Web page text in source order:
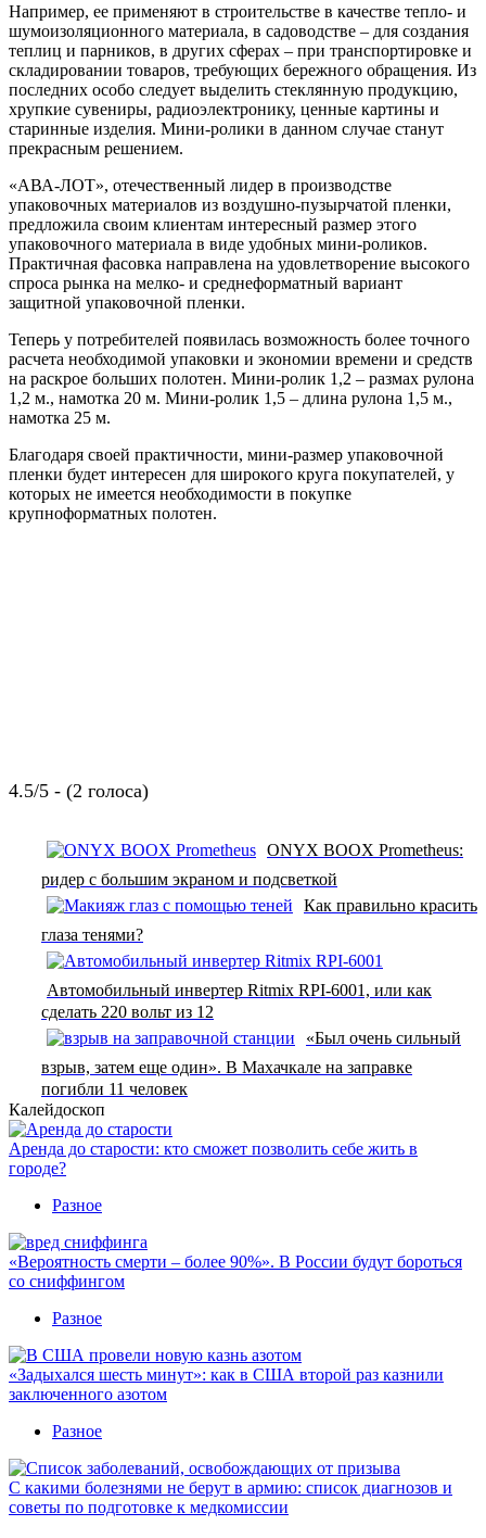
Например, ее применяют в строительстве в качестве тепло- и
шумоизоляционного материала, в садоводстве – для создания
теплиц и парников, в других сферах – при транспортировке и
складировании товаров, требующих бережного обращения. Из
последних особо следует выделить стеклянную продукцию,
хрупкие сувениры, радиоэлектронику, ценные картины и
старинные изделия. Мини-ролики в данном случае станут
прекрасным решением.
«АВА-ЛОТ», отечественный лидер в производстве
упаковочных материалов из воздушно-пузырчатой пленки,
предложила своим клиентам интересный размер этого
упаковочного материала в виде удобных мини-роликов.
Практичная фасовка направлена на удовлетворение высокого
спроса рынка на мелко- и среднеформатный вариант
защитной упаковочной пленки.
Теперь у потребителей появилась возможность более точного
расчета необходимой упаковки и экономии времени и средств
на раскрое больших полотен. Мини-ролик 1,2 – размах рулона
1,2 м., намотка 20 м. Мини-ролик 1,5 – длина рулона 1,5 м.,
намотка 25 м.
Благодаря своей практичности, мини-размер упаковочной
пленки будет интересен для широкого круга покупателей, у
которых не имеется необходимости в покупке
крупноформатных полотен.
4.5/5 - (2 голоса)
ONYX BOOX Prometheus:
ридер с большим экраном и подсветкой
Как правильно красить
глаза тенями?
Автомобильный инвертер Ritmix RPI-6001, или как
сделать 220 вольт из 12
«Был очень сильный
взрыв, затем еще один». В Махачкале на заправке
погибли 11 человек
Калейдоскоп
Аренда до старости: кто сможет позволить себе жить в
городе?
Разное
«Вероятность смерти – более 90%». В России будут бороться
со сниффингом
Разное
«Задыхался шесть минут»: как в США второй раз казнили
заключенного азотом
Разное
С какими болезнями не берут в армию: список диагнозов и
советы по подготовке к медкомиссии